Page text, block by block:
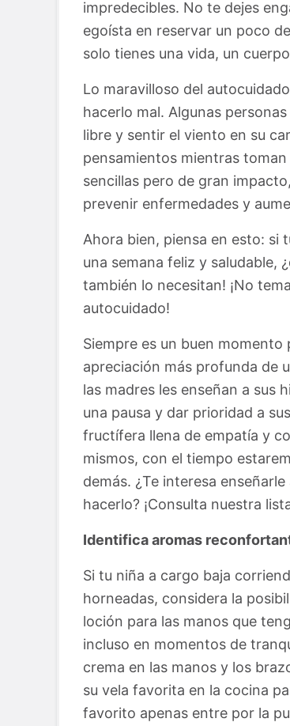
impredecibles. No te dejes
egoísta en reservar un poco
solo tienes una vida, un
Lo maravilloso del
hacerlo mal. Algunas
libre y sentir el viento en su
pensamientos mientras
sencillas pero de gran
prevenir enfermedades y
Ahora bien, piensa en esto: si
una semana feliz y saludable,
también lo necesitan! ¡No
autocuidado!
Siempre es un buen
apreciación más profunda de
las madres les enseñan a sus
una pausa y dar prioridad a
fructífera llena de empatía y
mismos, con el tiempo
demás. ¿Te interesa
hacerlo? ¡Consulta nuestra
Identifica aromas
Si tu niña a cargo baja
horneadas, considera la
loción para las manos que
incluso en momentos de
crema en las manos y los
su vela favorita en la cocina
favorito apenas entre por la